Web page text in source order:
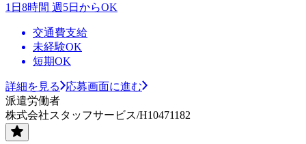
1日8時間 週5日からOK
交通費支給
未経験OK
短期OK
詳細を見る
応募画面に進む
派遣労働者
株式会社スタッフサービス/H10471182